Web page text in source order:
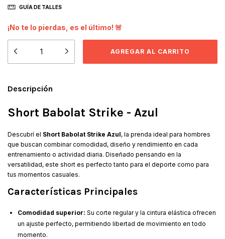
GUÍA DE TALLES
¡No te lo pierdas, es el último! 🚨
Descripción
Short Babolat Strike - Azul
Descubrí el Short Babolat Strike Azul, la prenda ideal para hombres
que buscan combinar comodidad, diseño y rendimiento en cada
entrenamiento o actividad diaria. Diseñado pensando en la
versatilidad, este short es perfecto tanto para el deporte como para
tus momentos casuales.
Características Principales
Comodidad superior: Su corte regular y la cintura elástica ofrecen
un ajuste perfecto, permitiendo libertad de movimiento en todo
momento.